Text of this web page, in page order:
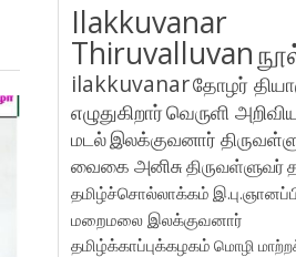
Ilakkuvanar
Thiruvalluvan
ilakkuvanarதோழர்
எழுதுகிறார்வெருளி
மடல்இலக்குவனார்
வைகை அனிசுதிருவள்ளுவர்
தமிழ்ச்சொல்லாக்கம்
மறைமலை இலக்குவனார்
தமிழ்க்காப்புக்கழகம் மொழி